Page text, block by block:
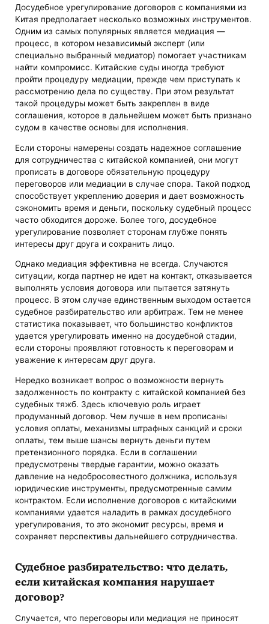
Досудебное урегулирование договоров с компаниями из
Китая предполагает несколько возможных инструментов.
Одним из самых популярных является медиация —
процесс, в котором независимый эксперт (или
специально выбранный медиатор) помогает участникам
найти компромисс. Китайские суды иногда требуют
пройти процедуру медиации, прежде чем приступать к
рассмотрению дела по существу. При этом результат
такой процедуры может быть закреплен в виде
соглашения, которое в дальнейшем может быть признано
судом в качестве основы для исполнения.
Если стороны намерены создать надежное соглашение
для сотрудничества с китайской компанией, они могут
прописать в договоре обязательную процедуру
переговоров или медиации в случае спора. Такой подход
способствует укреплению доверия и дает возможность
сэкономить время и деньги, поскольку судебный процесс
часто обходится дороже. Более того, досудебное
урегулирование позволяет сторонам глубже понять
интересы друг друга и сохранить лицо.
Однако медиация эффективна не всегда. Случаются
ситуации, когда партнер не идет на контакт, отказывается
выполнять условия договора или пытается затянуть
процесс. В этом случае единственным выходом остается
судебное разбирательство или арбитраж. Тем не менее
статистика показывает, что большинство конфликтов
удается урегулировать именно на досудебной стадии,
если стороны проявляют готовность к переговорам и
уважение к интересам друг друга.
Нередко возникает вопрос о возможности вернуть
задолженность по контракту с китайской компанией без
судебных тяжб. Здесь ключевую роль играет
продуманный договор. Чем лучше в нем прописаны
условия оплаты, механизмы штрафных санкций и сроки
оплаты, тем выше шансы вернуть деньги путем
претензионного порядка. Если в соглашении
предусмотрены твердые гарантии, можно оказать
давление на недобросовестного должника, используя
юридические инструменты, предусмотренные самим
контрактом. Если исполнение договоров с китайскими
компаниями удается наладить в рамках досудебного
урегулирования, то это экономит ресурсы, время и
сохраняет перспективы дальнейшего сотрудничества.
Судебное разбирательство: что делать,
если китайская компания нарушает
договор?
Случается, что переговоры или медиация не приносят